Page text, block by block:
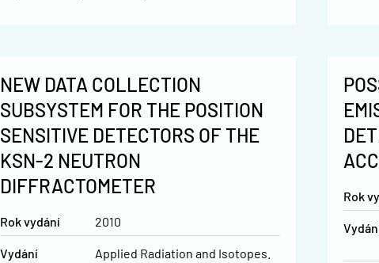
NEW DATA COLLECTION
SUBSYSTEM FOR THE POSITION
SENSITIVE DETECTORS OF THE
KSN-2 NEUTRON
DIFFRACTOMETER
Rok vydání 2010
Vydání
Applied Radiation and Isotopes.
Rok